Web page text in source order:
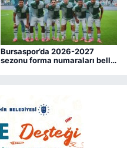
Bursaspor’da 2026-2027
sezonu forma numaraları belli